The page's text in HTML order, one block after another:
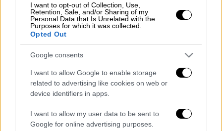
I want to opt-out of Collection, Use,
Retention, Sale, and/or Sharing of my
Personal Data that Is Unrelated with the
Purposes for which it was collected.
Opted Out
Google consents
I want to allow Google to enable storage
related to advertising like cookies on web or
device identifiers in apps.
I want to allow my user data to be sent to
Google for online advertising purposes.
Τα σχολιά σας δημοσιεύονται άμεσα με δική σας ευθύνη. Το
ΕΘΝΟΣ θα παρεμβαίνει και τα προσβλητικά σχόλια θα
διαγράφονται